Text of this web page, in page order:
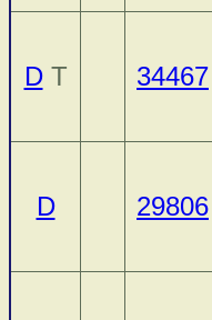
DT 34467
D 29806